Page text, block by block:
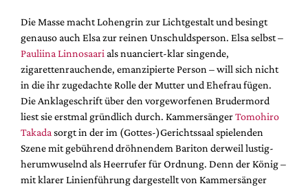
Die Masse macht Lohengrin zur Lichtgestalt und besingt
genauso auch Elsa zur reinen Unschuldsperson. Elsa selbst –
Pauliina Linnosaari als nuanciert-klar singende,
zigarettenrauchende, emanzipierte Person – will sich nicht
in die ihr zugedachte Rolle der Mutter und Ehefrau fügen.
Die Anklageschrift über den vorgeworfenen Brudermord
liest sie erstmal gründlich durch. KammersängerTomohiro
Takada sorgt in der im (Gottes-)Gerichtssaal spielenden
Szene mit gebührend dröhnendem Bariton derweil lustig-
herumwuselnd als Heerrufer für Ordnung. Denn der König –
mit klarer Linienführung dargestellt von Kammersänger